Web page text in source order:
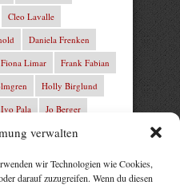
verwalten
wir Technologien wie Cookies,
darauf zuzugreifen. Wenn du diesen
Cleo Lavalle
Daniela Frenken
Fiona Limar
Frank Fabian
Holly Birglund
Ivo Pala
Jo Berger
Karin Lindberg
Marit Bernson